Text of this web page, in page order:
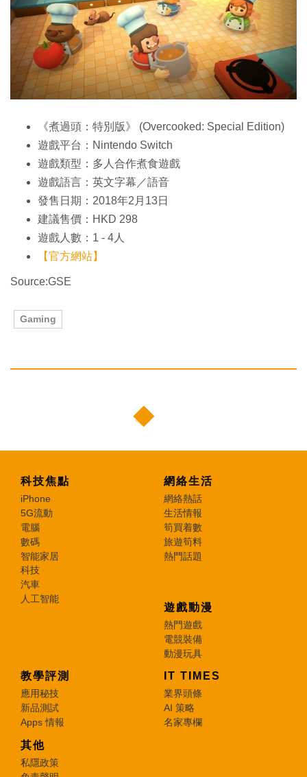
《煮過頭：特別版》 (Overcooked: Special Edition)
遊戲平台：Nintendo Switch
遊戲類型：多人合作煮食遊戲
遊戲語言：英文字幕／語音
發售日期：2018年2月13日
建議售價：HKD 298
遊戲人數：1 - 4人
【官方網站】
Source:GSE
Gaming
科技焦點
iPhone
5G流動
電腦
數碼
智能家居
科技
汽車
人工智能
網絡生活
網絡熱話
生活情報
筍買着數
旅遊筍料
熱門話題
遊戲動漫
熱門遊戲
電競裝備
動漫玩具
教學評測
應用秘技
新品測試
Apps 情報
IT TIMES
業界頭條
AI 策略
名家專欄
其他
私隱政策